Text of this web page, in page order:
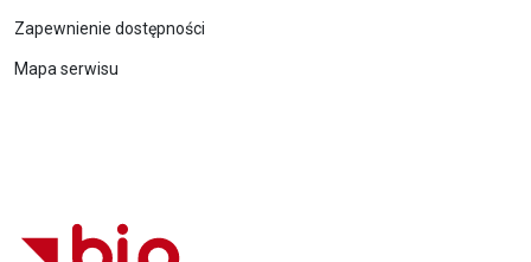
Zapewnienie dostępności
Mapa serwisu